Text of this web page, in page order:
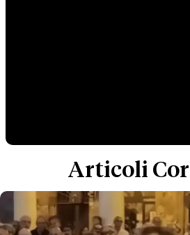
Articoli